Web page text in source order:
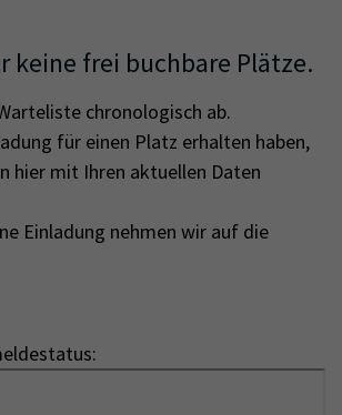
keine frei buchbare Plätze.
chronologisch ab.
für einen Platz erhalten haben,
hier mit Ihren aktuellen Daten
Einladung nehmen wir auf die